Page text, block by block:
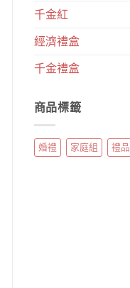
千金紅
經濟禮盒
千金禮盒
商品標籤
婚禮 家庭組 禮品